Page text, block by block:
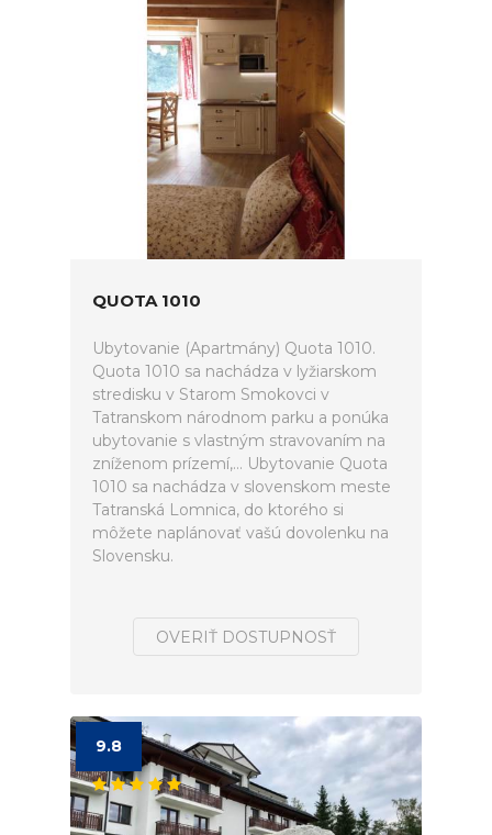
QUOTA 1010
Ubytovanie (Apartmány) Quota 1010.
Quota 1010 sa nachádza v lyžiarskom
stredisku v Starom Smokovci v
Tatranskom národnom parku a ponúka
ubytovanie s vlastným stravovaním na
zníženom prízemí,... Ubytovanie Quota
1010 sa nachádza v slovenskom meste
Tatranská Lomnica, do ktorého si
môžete naplánovať vašú dovolenku na
Slovensku.
OVERIŤ DOSTUPNOSŤ
9.8